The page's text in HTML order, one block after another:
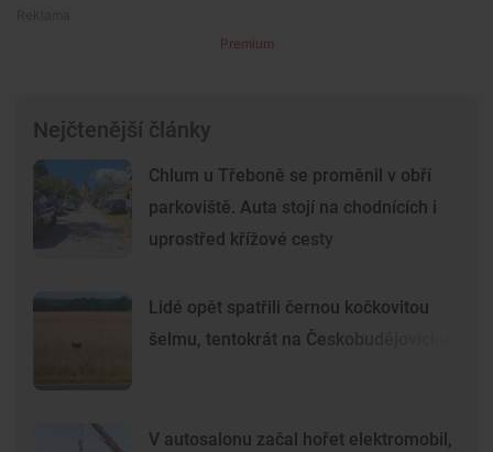
Premium
Nejčtenější články
Chlum u Třeboně se proměnil v obří
parkoviště. Auta stojí na chodnících i
uprostřed křížové cesty
Lidé opět spatřili černou kočkovitou
šelmu, tentokrát na Českobudějovicku
V autosalonu začal hořet elektromobil,